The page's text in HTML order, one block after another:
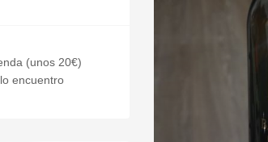
(unos 20€)
encuentro